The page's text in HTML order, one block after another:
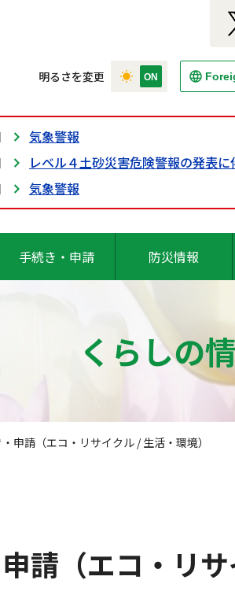
明るさを変更
気象警報
レベル４土砂災害危険警報の発表
気象警報
手続き・申請 防災情報
くらしの
申請（エコ・リサイクル / 生活・環境）
請（エコ・リサ